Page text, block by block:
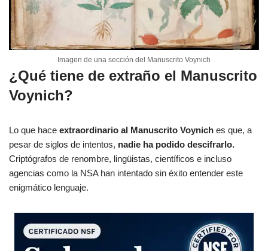
Imagen de una sección del Manuscrito Voynich
¿Qué tiene de extraño el Manuscrito
Voynich?
Lo que hace extraordinario al Manuscrito Voynich es que, a
pesar de siglos de intentos, nadie ha podido descifrarlo.
Criptógrafos de renombre, lingüistas, científicos e incluso
agencias como la NSA han intentado sin éxito entender este
enigmático lenguaje.